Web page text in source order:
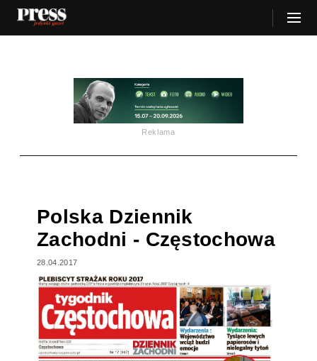
Reklama
Polska Dziennik
Zachodni - Częstochowa
28.04.2017